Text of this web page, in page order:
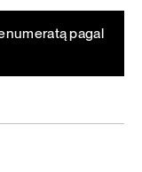
pagal